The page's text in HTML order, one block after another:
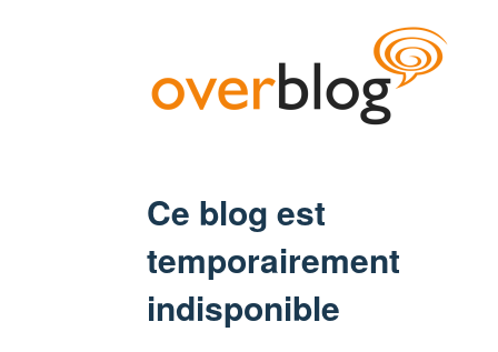
Ce blog est
temporairement
indisponible